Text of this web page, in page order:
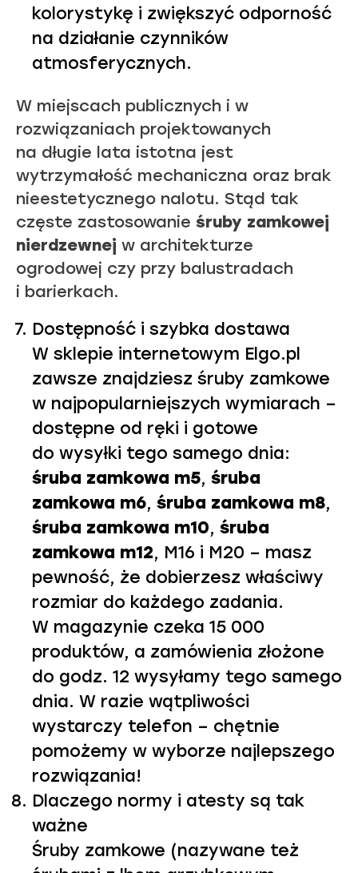
kolorystykę i zwiększyć odporność
na działanie czynników
atmosferycznych.
W miejscach publicznych i w
rozwiązaniach projektowanych
na długie lata istotna jest
wytrzymałość mechaniczna oraz brak
nieestetycznego nalotu. Stąd tak
częste zastosowanie śruby zamkowej
nierdzewnej w architekturze
ogrodowej czy przy balustradach
i barierkach.
Dostępność i szybka dostawa
W sklepie internetowym Elgo.pl
zawsze znajdziesz śruby zamkowe
w najpopularniejszych wymiarach –
dostępne od ręki i gotowe
do wysyłki tego samego dnia:
śruba zamkowa m5, śruba
zamkowa m6, śruba zamkowa m8,
śruba zamkowa m10, śruba
zamkowa m12, M16 i M20 – masz
pewność, że dobierzesz właściwy
rozmiar do każdego zadania.
W magazynie czeka 15 000
produktów, a zamówienia złożone
do godz. 12 wysyłamy tego samego
dnia. W razie wątpliwości
wystarczy telefon – chętnie
pomożemy w wyborze najlepszego
rozwiązania!
Dlaczego normy i atesty są tak
ważne
Śruby zamkowe (nazywane też